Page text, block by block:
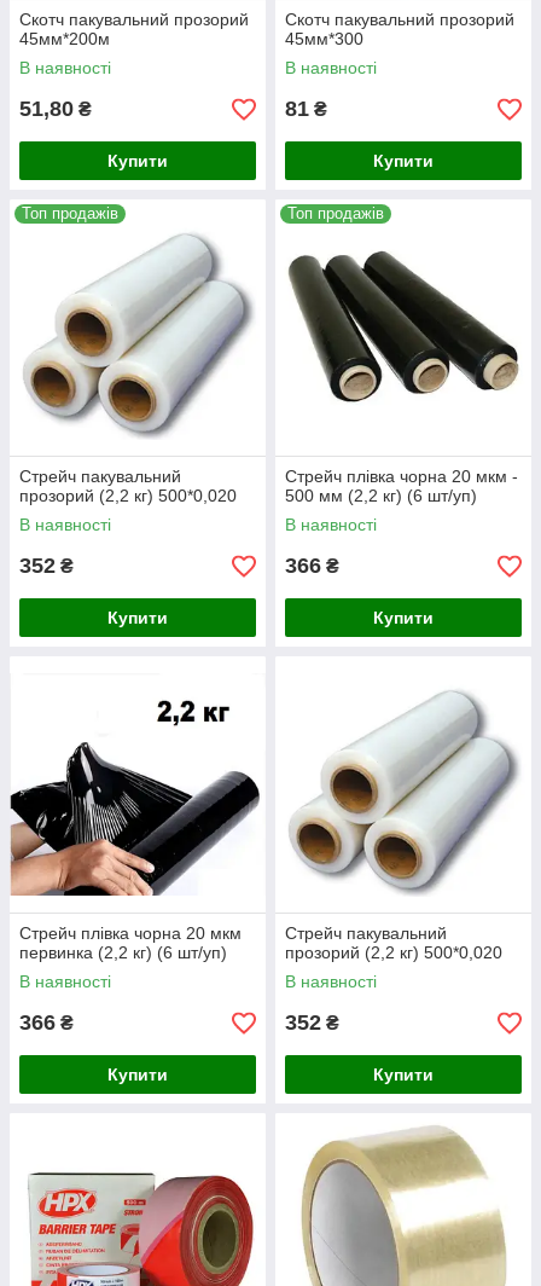
Скотч пакувальний прозорий
45мм*200м
В наявності
51,80 ₴
Купити
Скотч пакувальний прозорий
45мм*300
В наявності
81 ₴
Купити
Топ продажів
Стрейч пакувальний
прозорий (2,2 кг) 500*0,020
В наявності
352 ₴
Купити
Топ продажів
Стрейч плівка чорна 20 мкм -
500 мм (2,2 кг) (6 шт/уп)
В наявності
366 ₴
Купити
Стрейч плівка чорна 20 мкм
первинка (2,2 кг) (6 шт/уп)
В наявності
366 ₴
Купити
Стрейч пакувальний
прозорий (2,2 кг) 500*0,020
В наявності
352 ₴
Купити